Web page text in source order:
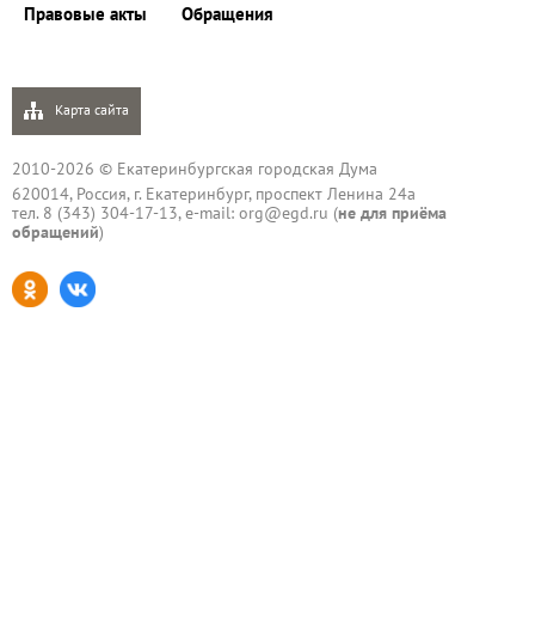
Правовые акты Обращения
Карта сайта
2010-2026 © Екатеринбургская городская Дума
620014, Россия, г. Екатеринбург, проспект Ленина 24а
тел. 8 (343) 304-17-13, e-mail: org@egd.ru (не для приёма
обращений)